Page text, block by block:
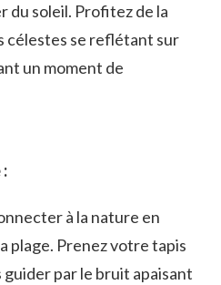
du ​soleil.‍ Profitez de‍ la
célestes se reflétant sur
un moment de
à la ⁢nature en
plage. Prenez votre tapis
guider par le ‍bruit apaisant